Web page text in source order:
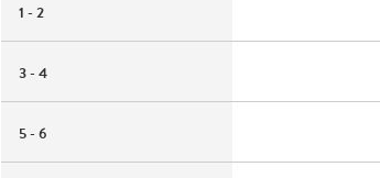
1 - 2
3 - 4
5 - 6